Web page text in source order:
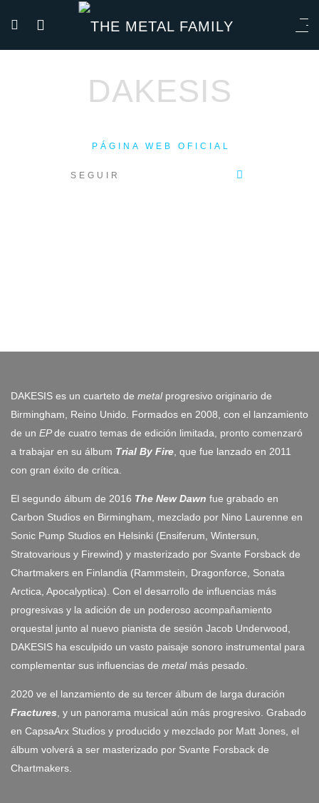
DAKESIS
PÁGINA WEB OFICIAL
SEGUIR
DAKESIS es un cuarteto de metalprogresivo originario de
Birmingham, Reino Unido. Formados en 2008, con el lanzamiento
de un EPde cuatro temas de edición limitada, pronto comenzaró
a trabajar en su álbum Trial By Fire , que fue lanzado en 2011
con gran éxito de crítica.
El segundo álbum de 2016 The New Dawn fue grabado en
Carbon Studios en Birmingham, mezclado por Nino Laurenne en
Sonic Pump Studios en Helsinki (Ensiferum, Wintersun,
Stratovarious y Firewind) y masterizado por Svante Forsback de
Chartmakers en Finlandia (Rammstein, Dragonforce, Sonata
Arctica, Apocalyptica). Con el desarrollo de influencias más
progresivas y la adición de un poderoso acompañamiento
orquestal junto al nuevo pianista de sesión Jacob Underwood,
DAKESIS ha esculpido un vasto paisaje sonoro instrumental para
complementar sus influencias de metalmás pesado.
2020 ve el lanzamiento de su tercer álbum de larga duración
Fractures , y un panorama musical aún más progresivo. Grabado
en CapsaArx Studios y producido y mezclado por Matt Jones, el
álbum volverá a ser masterizado por Svante Forsback de
Chartmakers.